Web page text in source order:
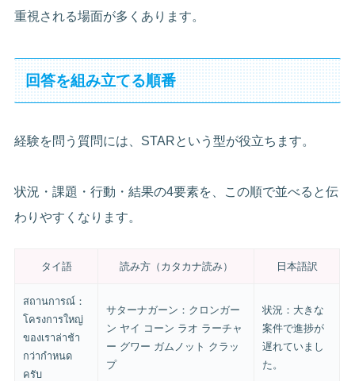
重視される場面が多くあります。
回答を組み立てる順番
経験を問う質問には、STARという型が役立ちます。
状況・課題・行動・結果の4要素を、この順で並べると伝
わりやすくなります。
タイ語 読み方（カタカナ読み） 日本語訳
สถานการณ์：
โครงการใหญ่
ของเราล่าช้า
กว่ากำหนด
ครับ
サターナガーン：クロンガー
ン ヤイ コーン ラオ ラーチャ
ー グワー ガムノット クラッ
プ
状況：大きな
案件で進捗が
遅れていまし
た。